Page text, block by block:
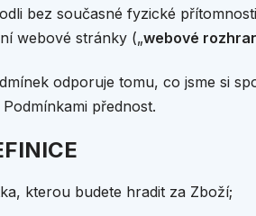
bez současné fyzické
webové stránky („webové
odporuje tomu, co jsme si
přednost.
kterou budete hradit za Zboží;